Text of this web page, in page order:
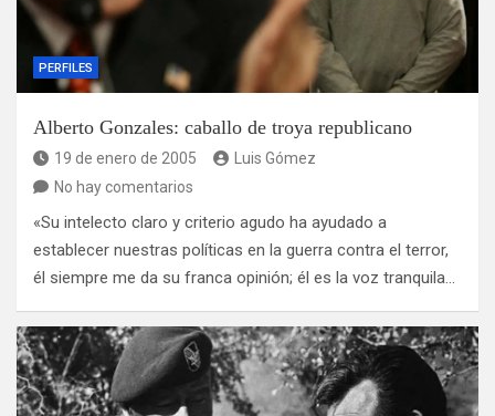
PERFILES
Alberto Gonzales: caballo de troya republicano
19 de enero de 2005
Luis Gómez
No hay comentarios
«Su intelecto claro y criterio agudo ha ayudado a
establecer nuestras políticas en la guerra contra el terror,
él siempre me da su franca opinión; él es la voz tranquila…